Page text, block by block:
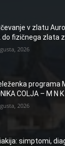
v zlatu
do fizičnega zlata
2026
programa
COLJA – M N K
2026
simptomi,